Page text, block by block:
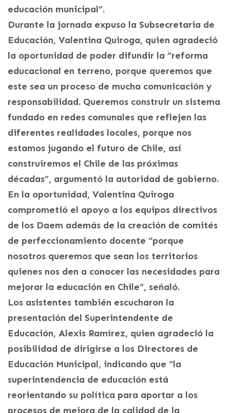
educación municipal”.
Durante la jornada expuso la Subsecretaria de
Educación, Valentina Quiroga, quien agradeció
la oportunidad de poder difundir la “reforma
educacional en terreno, porque queremos que
este sea un proceso de mucha comunicación y
responsabilidad. Queremos construir un sistema
fundado en redes comunales que reflejen las
diferentes realidades locales, porque nos
estamos jugando el futuro de Chile, así
construiremos el Chile de las próximas
décadas”, argumentó la autoridad de gobierno.
En la oportunidad, Valentina Quiroga
comprometió el apoyo a los equipos directivos
de los Daem además de la creación de comités
de perfeccionamiento docente “porque
nosotros queremos que sean los territorios
quienes nos den a conocer las necesidades para
mejorar la educación en Chile”, señaló.
Los asistentes también escucharon la
presentación del Superintendente de
Educación, Alexis Ramírez, quien agradeció la
posibilidad de dirigirse a los Directores de
Educación Municipal, indicando que “la
superintendencia de educación está
reorientando su política para aportar a los
procesos de mejora de la calidad de la